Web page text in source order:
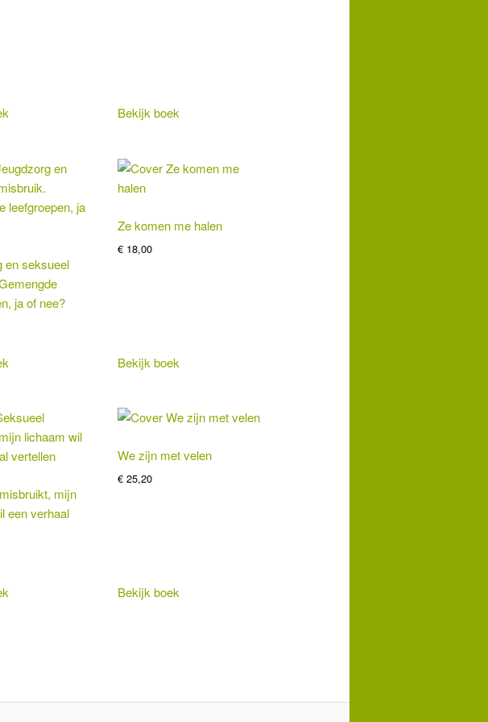
Bekijk boek
en seksueel
ja of nee?
Ze komen me halen
€18,00
Bekijk boek
mijn
een verhaal
We zijn met velen
€25,20
Bekijk boek